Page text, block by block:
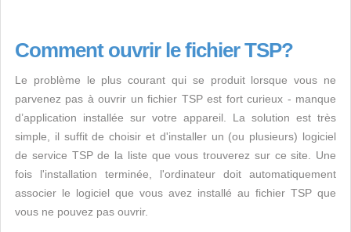
Comment ouvrir le fichier TSP?
Le problème le plus courant qui se produit lorsque vous ne
parvenez pas à ouvrir un fichier TSP est fort curieux - manque
d’application installée sur votre appareil. La solution est très
simple, il suffit de choisir et d'installer un (ou plusieurs) logiciel
de service TSP de la liste que vous trouverez sur ce site. Une
fois l'installation terminée, l'ordinateur doit automatiquement
associer le logiciel que vous avez installé au fichier TSP que
vous ne pouvez pas ouvrir.